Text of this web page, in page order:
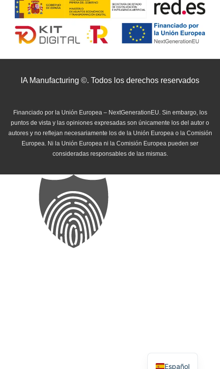
IA Manufacturing ©. Todos los derechos reservados
Financiado por la Unión Europea – NextGenerationEU. Sin embargo, los
puntos de vista y las opiniones expresadas son únicamente los del autor o
autores y no reflejan necesariamente los de la Unión Europea o la Comisión
Europea. Ni la Unión Europea ni la Comisión Europea pueden ser
consideradas responsables de las mismas.
Español